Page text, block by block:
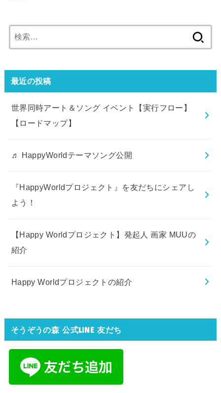
索:
最近の投稿
世界同時アート＆ソング イベント【実行フロー】
【ロードマップ】
♬ HappyWorldテーマソング公開
『HappyWorldプロジェクト』を友だちにシェアし
よう！
【Happy Worldプロジェクト】発起人 画家 MUUの
紹介
Happy Worldプロジェクトの紹介
そうぞうの森 公式LINE 友だち